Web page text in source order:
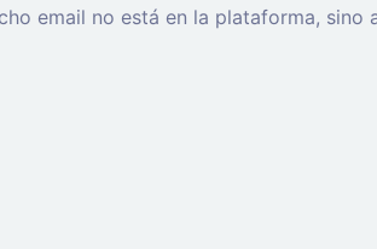
email no está en la plataforma, sino